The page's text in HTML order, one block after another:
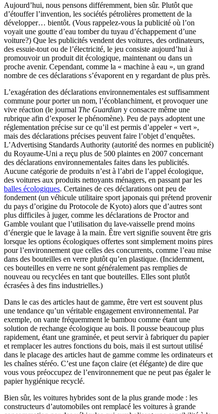
Aujourd’hui, nous pensons différemment, bien sûr. Plutôt que
d’étouffer l’invention, les sociétés pétrolières promettent de la
développer… bientôt. (Vous rappelez-vous la publicité où l’on
voyait une goutte d’eau tomber du tuyau d’échappement d’une
voiture?) Que les publicités vendent des voitures, des ordinateurs,
des essuie-tout ou de l’électricité, le jeu consiste aujourd’hui à
promouvoir un produit dit écologique, maintenant ou dans un
proche avenir. Cependant, comme la « machine à eau », un grand
nombre de ces déclarations s’évaporent en y regardant de plus près.
L’exagération des déclarations environnementales est suffisamment
commune pour porter un nom, l’écoblanchiment, et provoquer une
vive réaction (le journal The Guardian y consacre même une
rubrique afin d’exposer le phénomène). Peu de pays adoptent une
réglementation précise sur ce qu’il est permis d’appeler « vert »,
mais des déclarations précises peuvent faire l’objet d’enquêtes.
L’Advertising Standards Authority (autorité des normes en publicité)
du Royaume-Uni a reçu plus de 500 plaintes en 2007 concernant
des déclarations environnementales faites dans les publicités.
Aucune catégorie de produits n’est à l’abri de l’appel écologique,
des voitures aux produits nettoyants ménagers, en passant par les
balles écologiques. Certaines de ces déclarations ont peu de
fondement (un véhicule utilitaire sport japonais qui prétend provenir
du pays d’origine du Protocole de Kyoto) alors que d’autres sont
plus difficiles à juger, comme les déclarations de Proctor and
Gamble voulant que l’utilisation du lave-vaisselle prend moins
d’énergie que le lavage à la main. Être vert signifie souvent être gris
lorsque les options écologiques offertes sont simplement moins pires
pour l’environnement que celles des concurrents, comme l’eau mise
dans des bouteilles en verre plutôt qu’en plastique. (Incidemment,
ces bouteilles en verre ne sont généralement pas remplies de
nouveau ou recyclées en tant que bouteilles. Elles sont plutôt
écrasées à des fins industrielles.)
Dans le cas des articles haut de gamme, être vert est souvent plus
une tendance qu’un véritable engagement environnemental. Par
exemple, on vante fréquemment le bambou comme étant une
solution de rechange écologique au bois. Il pousse beaucoup plus
rapidement, étant une graminée, et peut servir à fabriquer du papier
et remplacer les autres fonctions du bois, mais il est surtout utilisé
dans le placage des articles haut de gamme comme les ordinateurs et
les chaînes stéréo. C’est une façon claire (et élégante) de dire que
vous vous préoccupez de l’environnement que ne peut pas égaler le
papier hygiénique recyclé.
Bien sûr, les voitures hybrides sont de la plus grande mode : les
constructeurs d’automobiles ont remplacé les voitures à grande